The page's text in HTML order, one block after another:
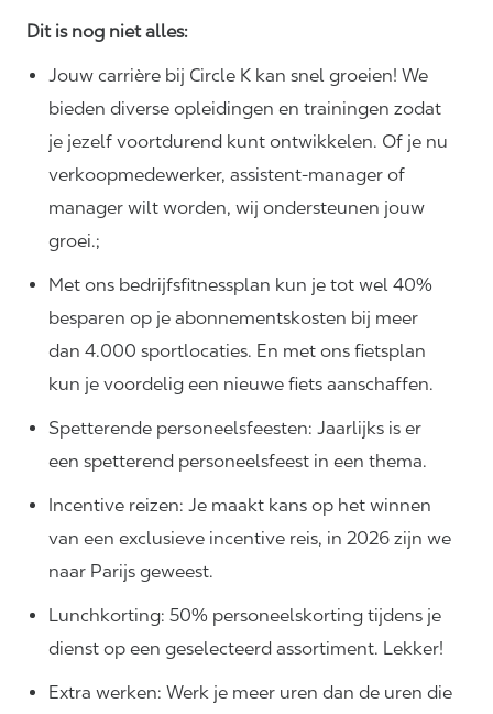
Dit is nog niet alles:
Jouw carrière bij Circle K kan snel groeien! We
bieden diverse opleidingen en trainingen zodat
je jezelf voortdurend kunt ontwikkelen. Of je nu
verkoopmedewerker, assistent-manager of
manager wilt worden, wij ondersteunen jouw
groei.;
Met ons bedrijfsfitnessplan kun je tot wel 40%
besparen op je abonnementskosten bij meer
dan 4.000 sportlocaties. En met ons fietsplan
kun je voordelig een nieuwe fiets aanschaffen.
Spetterende personeelsfeesten: Jaarlijks is er
een spetterend personeelsfeest in een thema.
Incentive reizen: Je maakt kans op het winnen
van een exclusieve incentive reis, in 2026 zijn we
naar Parijs geweest.
Lunchkorting: 50% personeelskorting tijdens je
dienst op een geselecteerd assortiment. Lekker!
Extra werken: Werk je meer uren dan de uren die